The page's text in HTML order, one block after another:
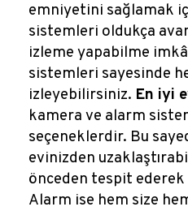
emniyetini sağlamak
sistemleri oldukça
izleme yapabilme
sistemleri sayesinde
izleyebilirsiniz. En iyi
kamera ve alarm
seçeneklerdir. Bu
evinizden
önceden tespit
Alarm ise hem size